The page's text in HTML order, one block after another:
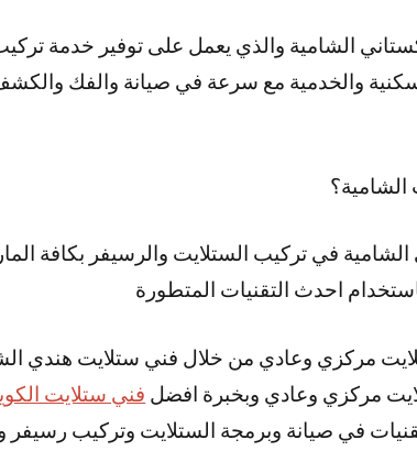
الشامية والذي يعمل على توفير خدمة
والخدمية مع سرعة في صيانة والفك
في تركيب الستلايت والرسيفر بكافة
احدث التقنيات المتطورة
مركزي وعادي من خلال فني ستلايت هندي
مركزي وعادي وبخبرة افضل فني ستلايت
في صيانة وبرمجة الستلايت وتركيب رسيفر